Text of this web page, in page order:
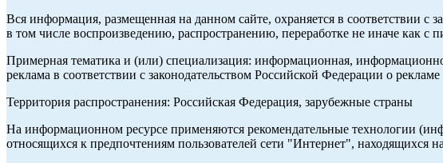
Вся информация, размещенная на данном сайте, охраняется в соответствии
в том числе воспроизведению, распространению, переработке не иначе как с
Примерная тематика и (или) специализация: информационная, информационно-
реклама в соответствии с законодательством Российской Федерации о рекламе
Территория распространения: Российская Федерация, зарубежные страны
На информационном ресурсе применяются рекомендательные технологии
относящихся к предпочтениям пользователей сети "Интернет", находящихся